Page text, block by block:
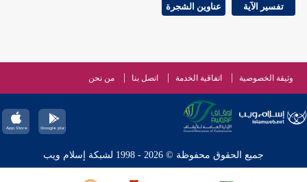
تفسير الآية عناوين الشجرة
وثيقة الخصوصية اتفاقية الخدمة اتصل بنا من نحن
جميع الحقوق محفوظة © 2026 - 1998 لشبكة إسلام ويب